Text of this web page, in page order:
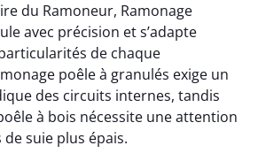
du Ramoneur, Ramonage
avec précision et s’adapte
de chaque
poêle à granulés exige un
des circuits internes, tandis
à bois nécessite une attention
suie plus épais.